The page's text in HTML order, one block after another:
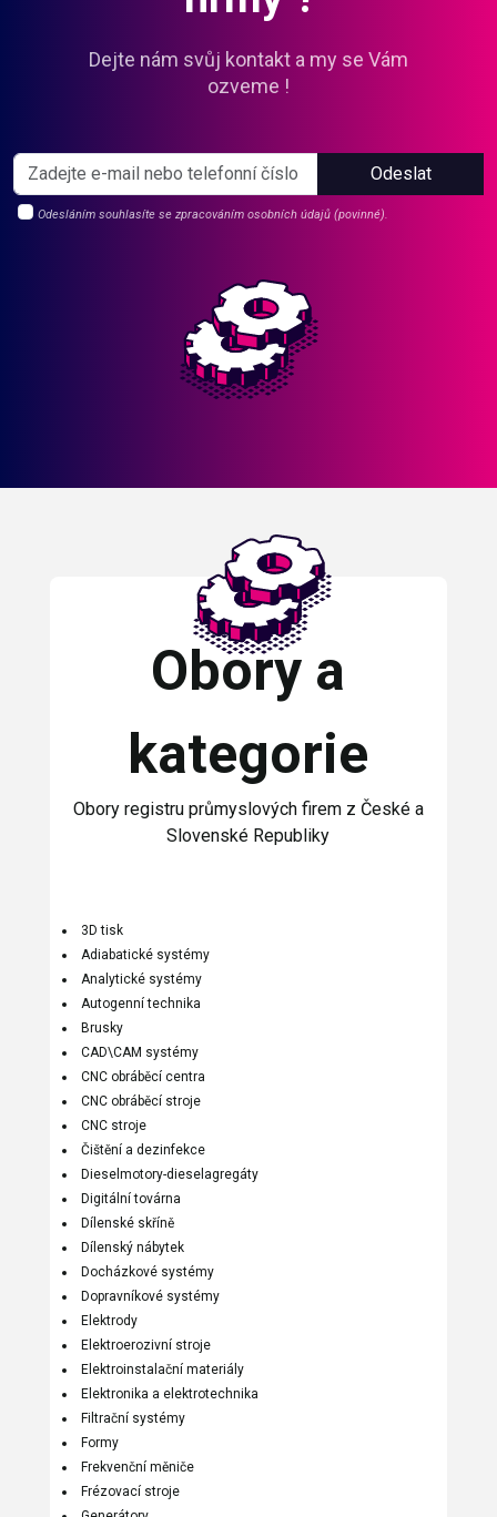
Dejte nám svůj kontakt a my se Vám
ozveme !
Odeslat
Odesláním souhlasíte se zpracováním osobních údajů (povinné).
Obory a
kategorie
Obory registru průmyslových firem z České a
Slovenské Republiky
3D tisk
Adiabatické systémy
Analytické systémy
Autogenní technika
Brusky
CAD\CAM systémy
CNC obráběcí centra
CNC obráběcí stroje
CNC stroje
Čištění a dezinfekce
Dieselmotory-dieselagregáty
Digitální továrna
Dílenské skříně
Dílenský nábytek
Docházkové systémy
Dopravníkové systémy
Elektrody
Elektroerozivní stroje
Elektroinstalační materiály
Elektronika a elektrotechnika
Filtrační systémy
Formy
Frekvenční měniče
Frézovací stroje